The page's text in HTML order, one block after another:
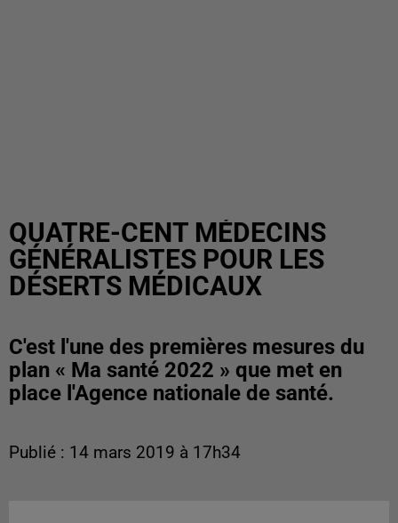
QUATRE-CENT MÉDECINS
GÉNÉRALISTES POUR LES
DÉSERTS MÉDICAUX
C'est l'une des premières mesures du
plan « Ma santé 2022 » que met en
place l'Agence nationale de santé.
Publié : 14 mars 2019 à 17h34